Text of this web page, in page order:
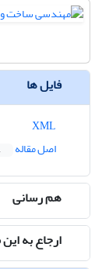
فایل ها
اصل مقاله
هم رسانی
ارجاع به این